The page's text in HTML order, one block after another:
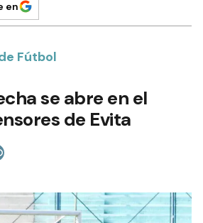
en
Fútbol
se abre en el
de Evita